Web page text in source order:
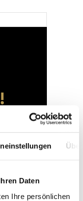
Daten
Ihre persönlichen